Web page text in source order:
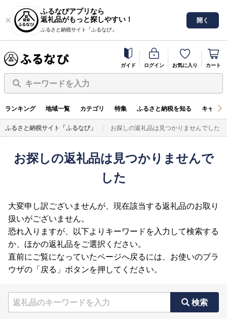
ふるなびアプリなら
返礼品がもっと探しやすい！
ふるさと納税サイト「ふるなび」
開く
ガイド ログイン お気に入り カート
キーワードを入力
ランキング 地域一覧 カテゴリ 特集 ふるさと納税を知る キャン
ふるさと納税サイト「ふるなび」 お探しの返礼品は見つかりませんでした
お探しの返礼品は見つかりませんで
した
大変申し訳ございませんが、現在該当する返礼品のお取り
扱いがございません。
恐れ入りますが、以下よりキーワードを入力して検索する
か、ほかの返礼品をご選択ください。
直前にご覧になっていたページへ戻るには、お使いのブラ
ウザの「戻る」ボタンを押してください。
検索